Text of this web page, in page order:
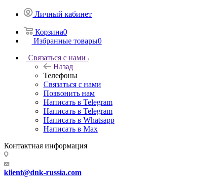
Личный кабинет
Корзина0
Избранные товары0
Связаться с нами
Назад
Телефоны
Связаться с нами
Позвонить нам
Написать в Telegram
Написать в Telegram
Написать в Whatsapp
Написать в Max
Контактная информация
klient@dnk-russia.com